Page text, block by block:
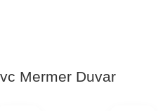
Mermer Duvar